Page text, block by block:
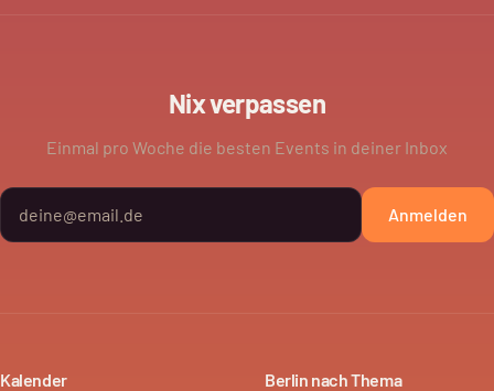
Nix verpassen
Einmal pro Woche die besten Events in deiner Inbox
Anmelden
Kalender Berlin nach Thema